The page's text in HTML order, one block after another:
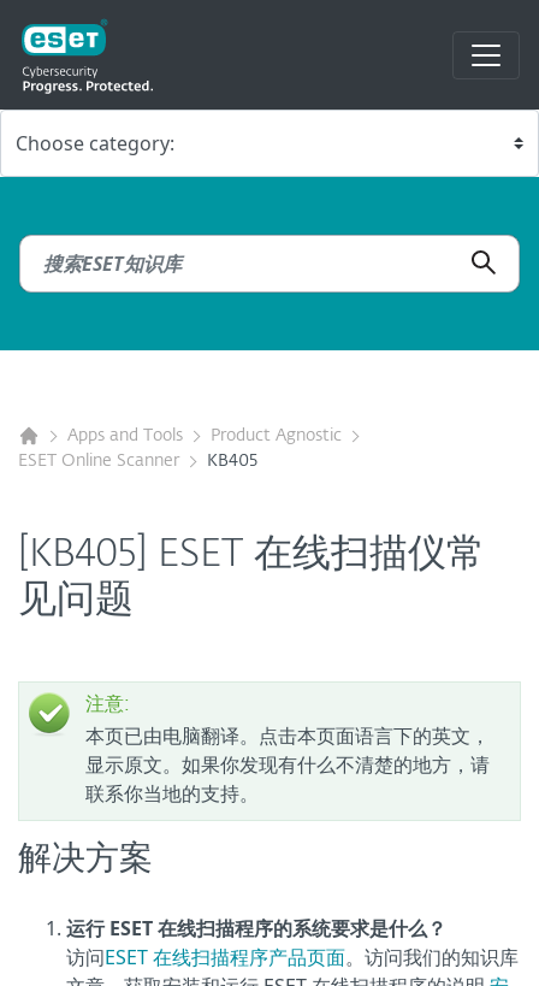
Apps and Tools
Product Agnostic
ESET Online Scanner
KB405
[KB405] ESET 在线扫描仪常
见问题
注意:
本页已由电脑翻译。点击本页面语言下的英文，
显示原文。如果你发现有什么不清楚的地方，请
联系你当地的支持。
解决方案
运行 ESET 在线扫描程序的系统要求是什么？
访问ESET 在线扫描程序产品页面。访问我们的知识库